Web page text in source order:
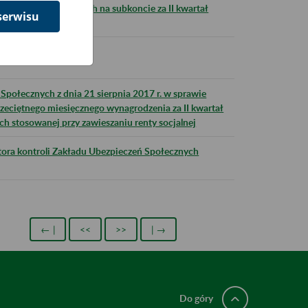
zewidencjonowanych na subkoncie za II kwartał
z dnia 21 sierpnia 2017 r. w sprawie
miesięcznego wynagrodzenia za II kwartał
stosowanej przy zawieszaniu renty socjalnej
kontroli Zakładu Ubezpieczeń Społecznych
← | << >> | →
Do góry